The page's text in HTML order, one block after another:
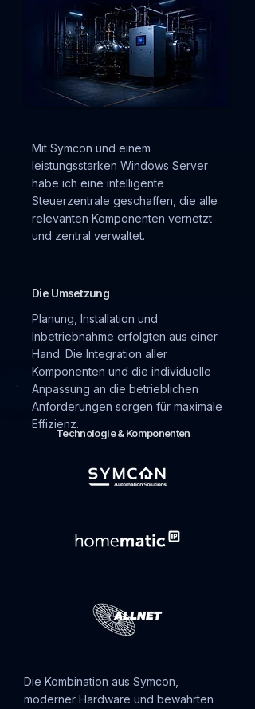
Mit Symcon und einem
leistungsstarken Windows Server
habe ich eine intelligente
Steuerzentrale geschaffen, die alle
relevanten Komponenten vernetzt
und zentral verwaltet.
Die Umsetzung
Planung, Installation und
Inbetriebnahme erfolgten aus einer
Hand. Die Integration aller
Komponenten und die individuelle
Anpassung an die betrieblichen
Anforderungen sorgen für maximale
Effizienz.
Technologie & Komponenten
Die Kombination aus Symcon,
moderner Hardware und bewährten